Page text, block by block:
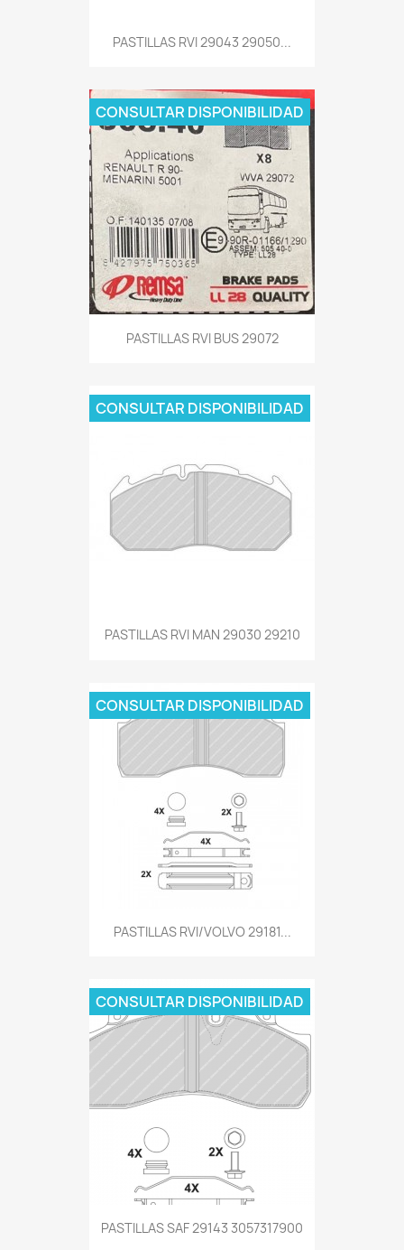
PASTILLAS RVI 29043 29050...
PASTILLAS RVI BUS 29072
CONSULTAR DISPONIBILIDAD
PASTILLAS RVI MAN 29030 29210
CONSULTAR DISPONIBILIDAD
PASTILLAS RVI/VOLVO 29181...
CONSULTAR DISPONIBILIDAD
PASTILLAS SAF 29143 3057317900
CONSULTAR DISPONIBILIDAD